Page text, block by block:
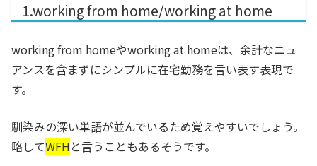
1.working from home/working at home
working from homeやworking at homeは、余計なニュ
アンスを含まずにシンプルに在宅勤務を言い表す表現で
す。
馴染みの深い単語が並んでいるため覚えやすいでしょう。
略してWFHと言うこともあるそうです。